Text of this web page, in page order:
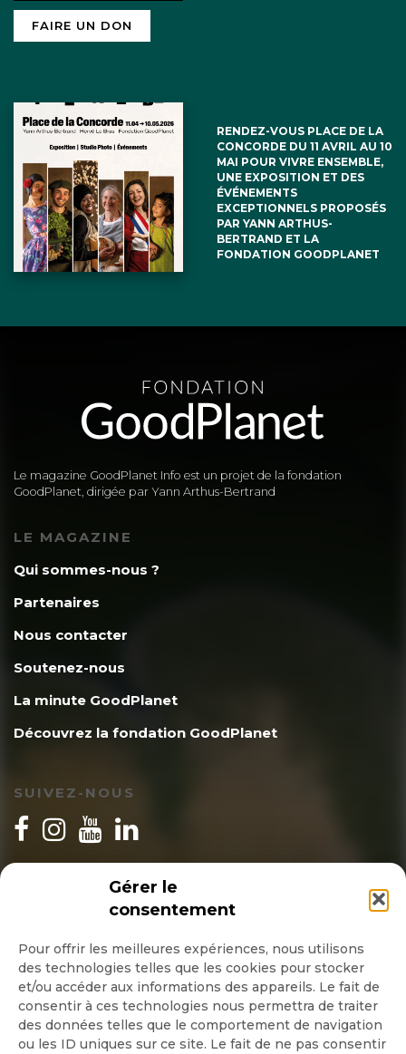
Gérer le
consentement
Pour offrir les meilleures expériences, nous utilisons
des technologies telles que les cookies pour stocker
et/ou accéder aux informations des appareils. Le fait de
consentir à ces technologies nous permettra de traiter
des données telles que le comportement de navigation
ou les ID uniques sur ce site. Le fait de ne pas consentir
FAIRE UN DON
RENDEZ-VOUS PLACE DE LA
CONCORDE DU 11 AVRIL AU 10
MAI POUR VIVRE ENSEMBLE,
UNE EXPOSITION ET DES
ÉVÉNEMENTS
EXCEPTIONNELS PROPOSÉS
PAR YANN ARTHUS-
BERTRAND ET LA
FONDATION GOODPLANET
Le magazine GoodPlanet Info est un projet de la fondation
GoodPlanet, dirigée par Yann Arthus-Bertrand
LE MAGAZINE
Qui sommes-nous ?
Partenaires
Nous contacter
Soutenez-nous
La minute GoodPlanet
Découvrez la fondation GoodPlanet
SUIVEZ-NOUS
INSCRIPTION NEWSLETTER
Quotidienne
Hebdo